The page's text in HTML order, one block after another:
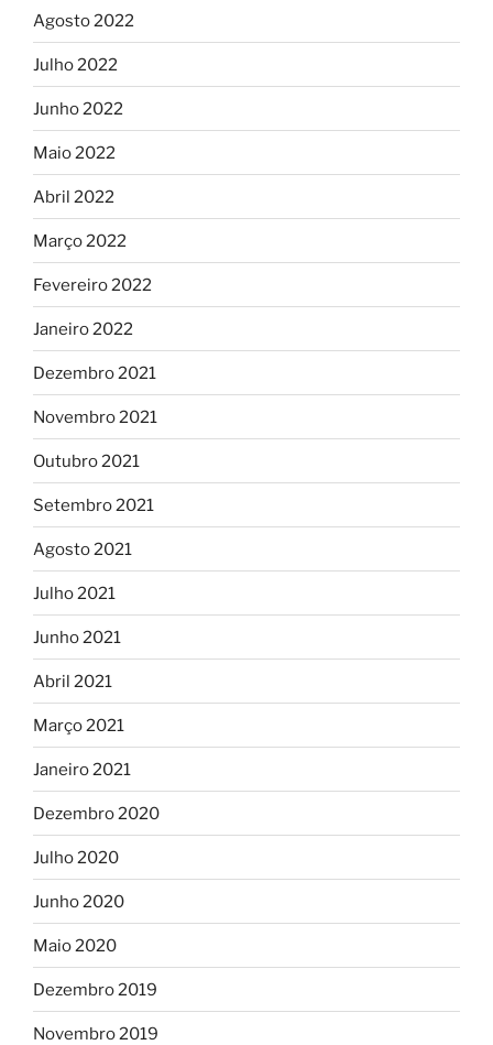
Agosto 2022
Julho 2022
Junho 2022
Maio 2022
Abril 2022
Março 2022
Fevereiro 2022
Janeiro 2022
Dezembro 2021
Novembro 2021
Outubro 2021
Setembro 2021
Agosto 2021
Julho 2021
Junho 2021
Abril 2021
Março 2021
Janeiro 2021
Dezembro 2020
Julho 2020
Junho 2020
Maio 2020
Dezembro 2019
Novembro 2019